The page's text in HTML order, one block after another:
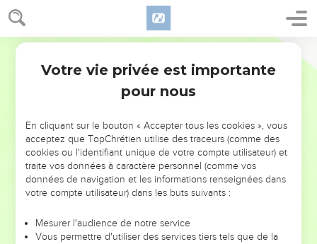
NE MANQUEZ PAS L’ÉVÉNEMENT
DE L’ANNÉE !
ET SI LEURS ERREURS POUVAIENT VOUS ÉVITER LES
VOTRES ?
leur foi ou leur vision. Mais on voit moins les doutes, les erreurs
et les saisons difficiles qu'ils ont traversés, alors même que ce
Votre vie privée est importante
pour nous
En cliquant sur le bouton « Accepter tous les cookies », vous
acceptez que TopChrétien utilise des traceurs (comme des
cookies ou l'identifiant unique de votre compte utilisateur) et
traite vos données à caractère personnel (comme vos
données de navigation et les informations renseignées dans
votre compte utilisateur) dans les buts suivants :
Mesurer l'audience de notre service
Vous permettre d'utiliser des services tiers tels que de la